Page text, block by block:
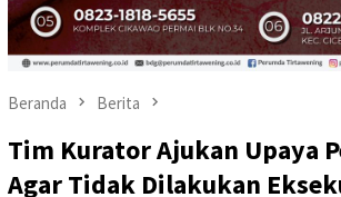
Beranda Berita
Tim Kurator Ajukan Upaya
Agar Tidak Dilakukan